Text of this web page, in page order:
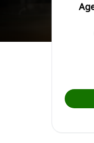
Curso Preparatório para o